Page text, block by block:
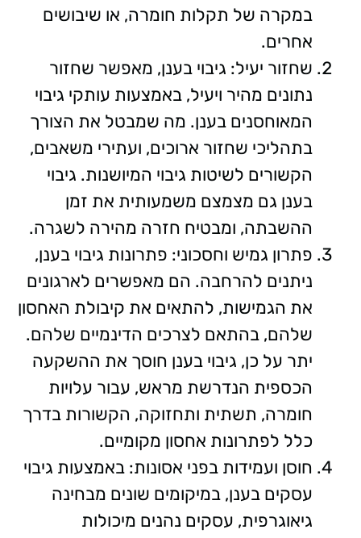
במקרה של תקלות חומרה, או שיבושים
אחרים.
שחזור יעיל: גיבוי בענן, מאפשר שחזור
נתונים מהיר ויעיל, באמצעות עותקי גיבוי
המאוחסנים בענן. מה שמבטל את הצורך
בתהליכי שחזור ארוכים, ועתירי משאבים,
הקשורים לשיטות גיבוי המיושנות. גיבוי
בענן גם מצמצם משמעותית את זמן
ההשבתה, ומבטיח חזרה מהירה לשגרה.
פתרון גמיש וחסכוני: פתרונות גיבוי בענן,
ניתנים להרחבה. הם מאפשרים לארגונים
את הגמישות, להתאים את קיבולת האחסון
שלהם, בהתאם לצרכים הדינמיים שלהם.
יתר על כן, גיבוי בענן חוסך את ההשקעה
הכספית הנדרשת מראש, עבור עלויות
חומרה, תשתית ותחזוקה, הקשורות בדרך
כלל לפתרונות אחסון מקומיים.
חוסן ועמידות בפני אסונות: באמצעות גיבוי
עסקים בענן, במיקומים שונים מבחינה
גיאוגרפית, עסקים נהנים מיכולות